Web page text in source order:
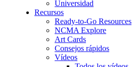
Universidad
Recursos
Ready-to-Go Resources
NCMA Explore
Art Cards
Consejos rápidos
Vídeos